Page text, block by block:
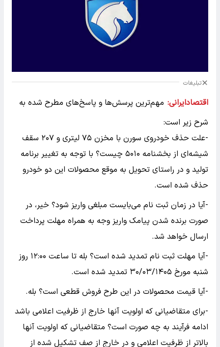
تبلیغات
اقتصادایرانی: مهم‌ترین پرسش‌ها و پاسخ‌های مطرح شده به
شرح زیر است:
-علت حذف خودروی سورن با مخزن ۷۵ لیتری و ۲۰۷ سقف
شیشه‌ای از بخشنامه ۵۰۱۰ چیست؟ با توجه به تغییر برنامه
تولید و در راستای تحویل به موقع محصولات این دو خودرو
حذف شده است.
-آیا در زمان ثبت نام می‌بایست مبلغی واریز شود؟ خیر، در
صورت برنده شدن پیامک واریز وجه به همراه مهلت پرداخت
ارسال خواهد شد.
-آیا مهلت ثبت نام تمدید شده است؟ بله تا ساعت ۱۲:۰۰ روز
شنبه مورخ ۳۰/۰۳/۱۴۰۵ تمدید شده است.
-آیا قیمت محصولات در این طرح فروش قطعی است؟ بله.
-برای متقاضیانی که اولویت آنها خارج از ظرفیت اعلامی باشد
ادامه فرآیند به چه صورت است؟ متقاضیانی که اولویت آنها
بالاتر از ظرفیت اعلامی و در خارج از صف تشکیل شده از